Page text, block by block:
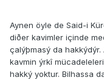
Aynen öyle de Said-i
diðer kavimler içinde
çalýþmasý da
kavmin ýrkî
hakký yoktur. Bilhassa